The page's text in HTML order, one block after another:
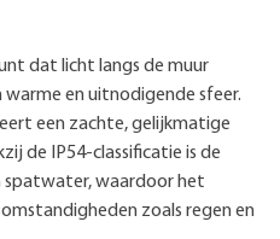
dat licht langs de muur
en uitnodigende sfeer.
een zachte, gelijkmatige
de IP54-classificatie is de
spatwater, waardoor het
zoals regen en